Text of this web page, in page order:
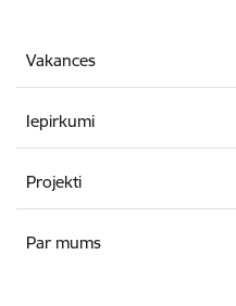
Vakances
Iepirkumi
Projekti
Par mums